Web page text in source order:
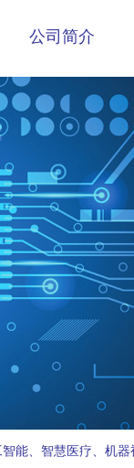
公司简介
能、智慧医疗、机